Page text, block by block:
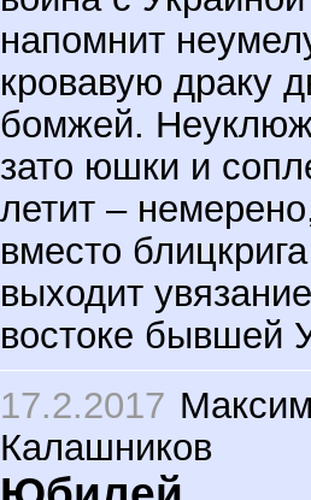
напомнит
кровавую драку
бомжей.
зато юшки и
летит –
вместо блицкрига
выходит
востоке бывшей
17.2.2017
Калашников